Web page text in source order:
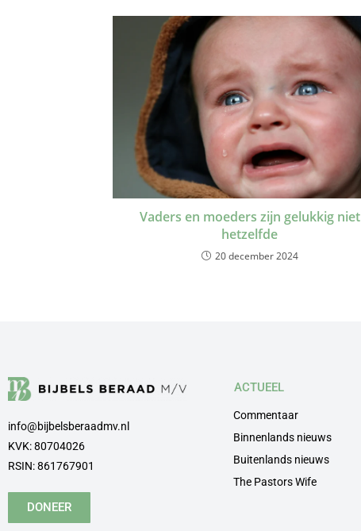
Vaders en moeders zijn gelukkig niet
hetzelfde
20 december 2024
info@bijbelsberaadmv.nl
KVK: 80704026
RSIN: 861767901
DONEER
ACTUEEL
Commentaar
Binnenlands nieuws
Buitenlands nieuws
The Pastors Wife